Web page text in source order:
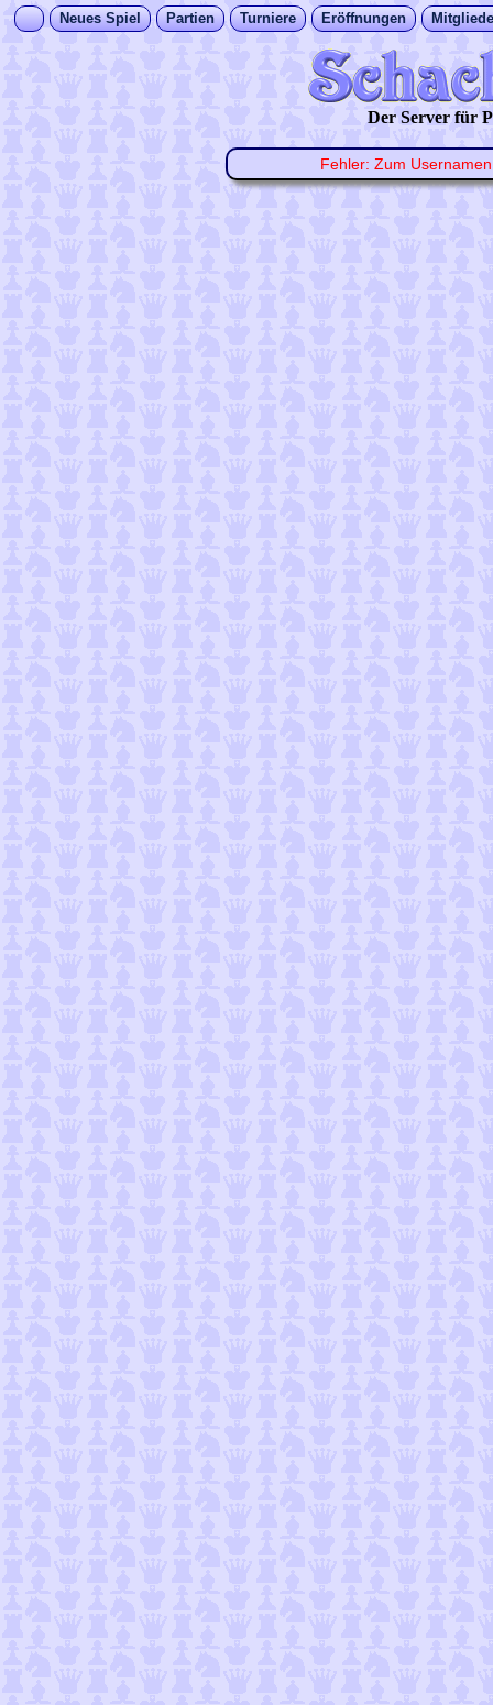
Neues Spiel Partien Turniere Eröffnungen
Der Server für
Fehler: Zum